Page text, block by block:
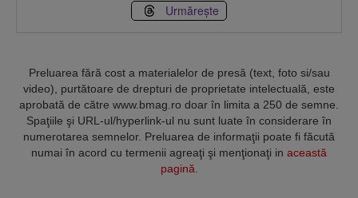
Urmărește
Preluarea fără cost a materialelor de presă (text, foto si/sau
video), purtătoare de drepturi de proprietate intelectuală, este
aprobată de către www.bmag.ro doar în limita a 250 de semne.
Spaţiile şi URL-ul/hyperlink-ul nu sunt luate în considerare în
numerotarea semnelor. Preluarea de informaţii poate fi făcută
numai în acord cu termenii agreaţi şi menţionaţi in această
pagină